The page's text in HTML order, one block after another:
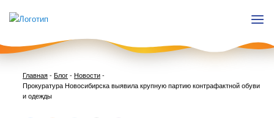
Главная-Блог- Новости-
Прокуратура Новосибирска выявила крупную партию контрафактной обуви
и одежды